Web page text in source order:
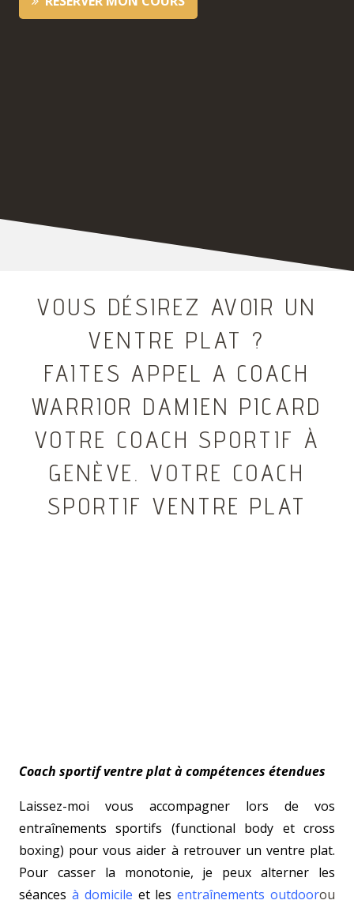
VOUS DÉSIREZ AVOIR UN
VENTRE PLAT ?
FAITES APPEL A COACH
WARRIOR DAMIEN PICARD
VOTRE COACH SPORTIF À
GENÈVE. VOTRE COACH
SPORTIF VENTRE PLAT
Coach sportif ventre plat à compétences étendues
Laissez-moi vous accompagner lors de vos
entraînements sportifs (functional body et cross
boxing) pour vous aider à retrouver un ventre plat.
Pour casser la monotonie, je peux alterner les
séances à domicile et lesentraînements outdoorou